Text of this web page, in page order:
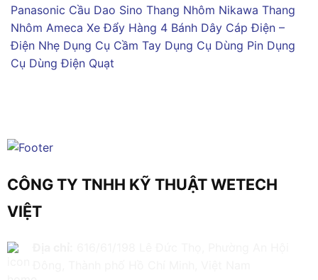
Panasonic Cầu Dao Sino Thang Nhôm Nikawa Thang
Nhôm Ameca Xe Đẩy Hàng 4 Bánh Dây Cáp Điện –
Điện Nhẹ Dụng Cụ Cầm Tay Dụng Cụ Dùng Pin Dụng
Cụ Dùng Điện Quạt
CÔNG TY TNHH KỸ THUẬT WETECH
VIỆT